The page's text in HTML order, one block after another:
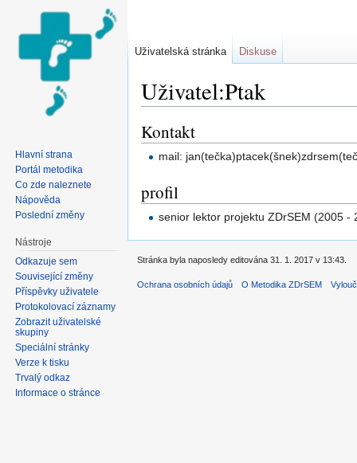
Uživatel:Ptak
Kontakt
mail:
profil
senior lektor projektu ZDrSEM (2005 -
Uživatelská stránka Diskuse
Hlavní strana
Portál metodika
Co zde naleznete
Nápověda
Poslední změny
Nástroje
Odkazuje sem
Související změny
Příspěvky uživatele
Protokolovací záznamy
Zobrazit uživatelské
skupiny
Speciální stránky
Verze k tisku
Trvalý odkaz
Informace o stránce
Stránka byla naposledy editována 31. 1. 2017 v 13:43.
Ochrana osobních údajů O Metodika ZDrSEM